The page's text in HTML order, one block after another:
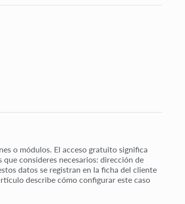
o módulos. El acceso gratuito significa
consideres necesarios: dirección de
datos se registran en la ficha del cliente
describe cómo configurar este caso